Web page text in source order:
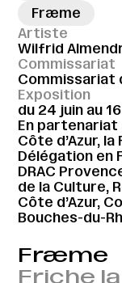
Fræme
Artiste
Wilfrid
Commissariat
Commissariat
Exposition
du 24 juin au
En partenariat
Côte d’Azur,
Délégation en
DRAC
de la Culture,
Côte d’Azur,
Bouches-du-
Fræme
Friche